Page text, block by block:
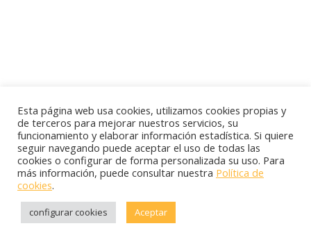
Esta página web usa cookies, utilizamos cookies propias y
de terceros para mejorar nuestros servicios, su
funcionamiento y elaborar información estadística. Si quiere
seguir navegando puede aceptar el uso de todas las
cookies o configurar de forma personalizada su uso. Para
más información, puede consultar nuestra Política de
cookies.
configurar cookies Aceptar